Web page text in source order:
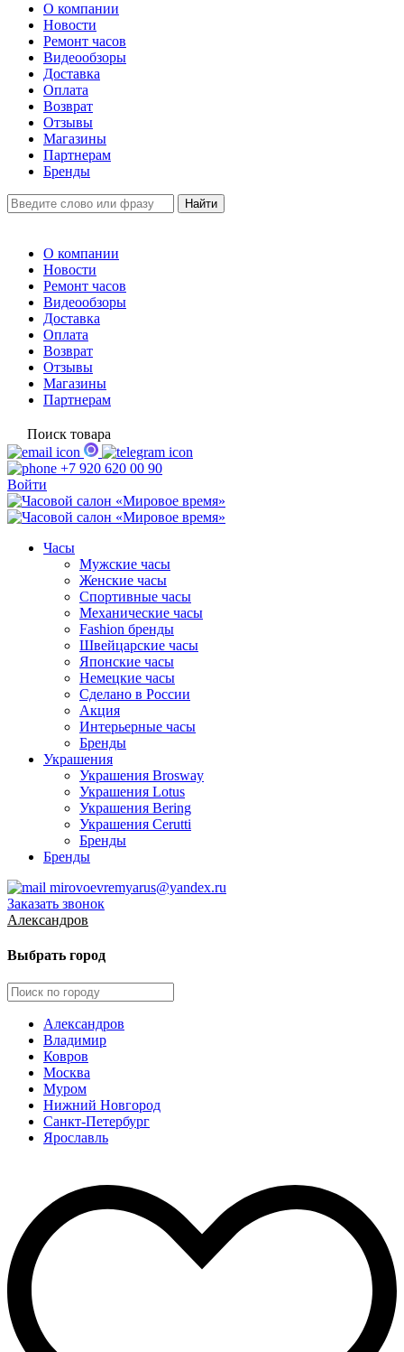
О компании
Новости
Ремонт часов
Видеообзоры
Доставка
Оплата
Возврат
Отзывы
Магазины
Партнерам
Бренды
О компании
Новости
Ремонт часов
Видеообзоры
Доставка
Оплата
Возврат
Отзывы
Магазины
Партнерам
Поиск товара
+7 920 620 00 90
Войти
Часы
Мужские часы
Женские часы
Спортивные часы
Механические часы
Fashion бренды
Швейцарские часы
Японские часы
Немецкие часы
Сделано в России
Акция
Интерьерные часы
Бренды
Украшения
Украшения Brosway
Украшения Lotus
Украшения Bering
Украшения Cerutti
Бренды
Бренды
mirovoevremyarus@yandex.ru
Заказать звонок
Александров
Выбрать город
Александров
Владимир
Ковров
Москва
Муром
Нижний Новгород
Санкт-Петербург
Ярославль